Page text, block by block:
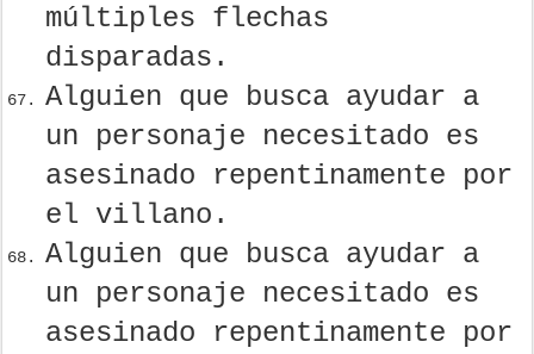
múltiples flechas
disparadas.
Alguien que busca ayudar a
un personaje necesitado es
asesinado repentinamente por
el villano.
Alguien que busca ayudar a
un personaje necesitado es
asesinado repentinamente por